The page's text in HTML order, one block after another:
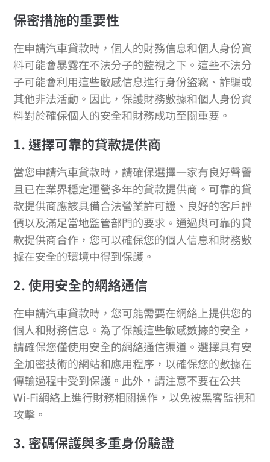
保密措施的重要性
在申請汽車貸款時，個人的財務信息和個人身份資
料可能會暴露在不法分子的監視之下。這些不法分
子可能會利用這些敏感信息進行身份盜竊、詐騙或
其他非法活動。因此，保護財務數據和個人身份資
料對於確保個人的安全和財務成功至關重要。
1. 選擇可靠的貸款提供商
當您申請汽車貸款時，請確保選擇一家有良好聲譽
且已在業界穩定運營多年的貸款提供商。可靠的貸
款提供商應該具備合法營業許可證、良好的客戶評
價以及滿足當地監管部門的要求。通過與可靠的貸
款提供商合作，您可以確保您的個人信息和財務數
據在安全的環境中得到保護。
2. 使用安全的網絡通信
在申請汽車貸款時，您可能需要在網絡上提供您的
個人和財務信息。為了保護這些敏感數據的安全，
請確保您僅使用安全的網絡通信渠道。選擇具有安
全加密技術的網站和應用程序，以確保您的數據在
傳輸過程中受到保護。此外，請注意不要在公共
Wi-Fi網絡上進行財務相關操作，以免被黑客監視和
攻擊。
3. 密碼保護與多重身份驗證